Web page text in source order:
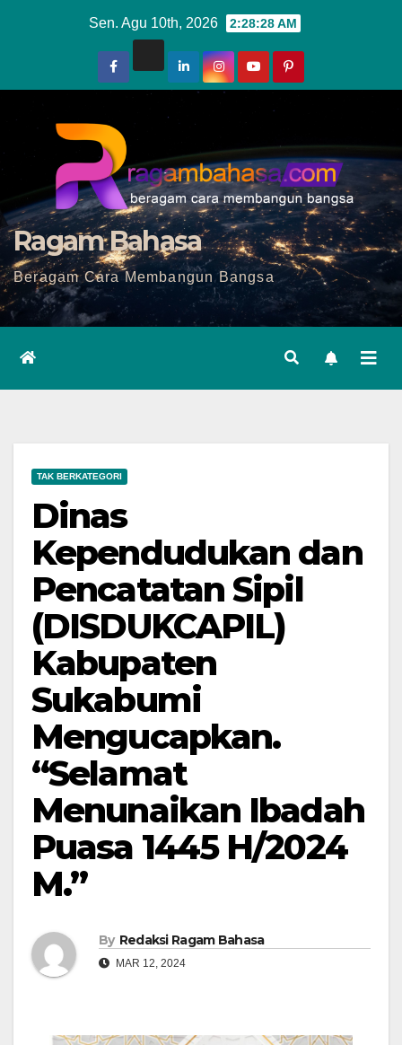
Sen. Agu 10th, 2026 2:28:29 AM
Ragam Bahasa
Beragam Cara Membangun Bangsa
TAK BERKATEGORI
Dinas
Kependudukan dan
Pencatatan Sipil
(DISDUKCAPIL)
Kabupaten
Sukabumi
Mengucapkan.
“Selamat
Menunaikan Ibadah
Puasa 1445 H/2024
M.”
By Redaksi Ragam Bahasa
MAR 12, 2024